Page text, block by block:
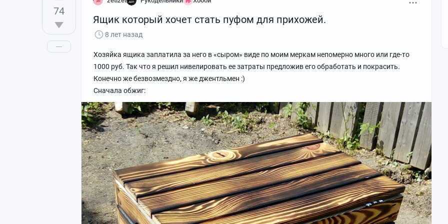
74
Ящик который хочет стать пуфом для прихожей.
8 лет назад
Хозяйка ящика заплатила за него в «сыром» виде по моим меркам непомерно много или где-то
1000 руб. Так что я решил нивелировать ее затраты предложив его обработать и покрасить.
Конечно же безвозмездно, я же джентльмен :)
Сначала обжиг: